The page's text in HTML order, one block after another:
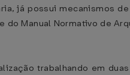
já possui mecanismos
Manual Normativo de
trabalhando em